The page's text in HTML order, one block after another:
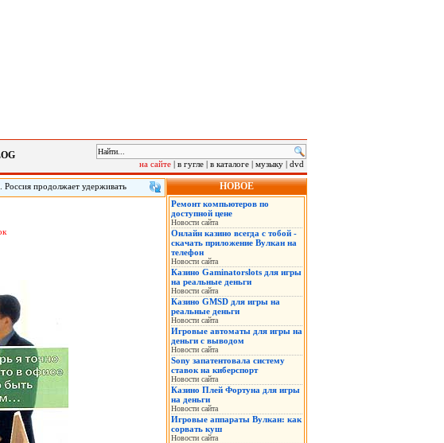
на сайте | в гугле | в каталоге | музыку | dvd
продолжает удерживать
одним из главных
укрепить институт семьи,
НОВОЕ
Ремонт компьютеров по
доступной цене
Новости сайта
Онлайн казино всегда с тобой -
скачать приложение Вулкан на
телефон
Новости сайта
Казино Gaminatorslots для игры
на реальные деньги
Новости сайта
Казино GMSD для игры на
реальные деньги
Новости сайта
Игровые автоматы для игры на
деньги с выводом
Новости сайта
Sony запатентовала систему
ставок на киберспорт
Новости сайта
Казино Плей Фортуна для игры
на деньги
Новости сайта
Игровые аппараты Вулкан: как
сорвать куш
Новости сайта